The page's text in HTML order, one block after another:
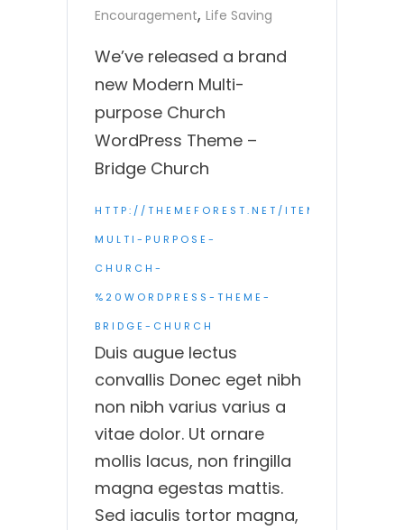
Encouragement, Life Saving
We’ve released a brand
new Modern Multi-
purpose Church
WordPress Theme –
Bridge Church
HTTP://THEMEFOREST.NET/ITEM/
MULTI-PURPOSE-
CHURCH-
%20WORDPRESS-THEME-
BRIDGE-CHURCH
Duis augue lectus
convallis Donec eget nibh
non nibh varius varius a
vitae dolor. Ut ornare
mollis lacus, non fringilla
magna egestas mattis.
Sed iaculis tortor magna,